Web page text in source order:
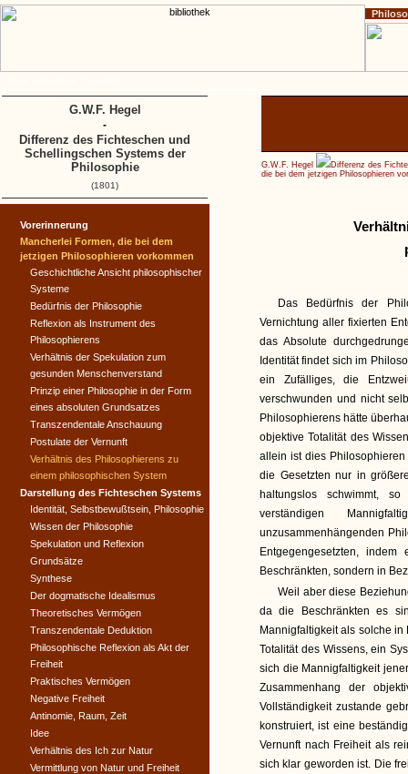
G.W.F. Hegel
Differenz des
die bei dem jetzigen Philosophieren
Das Bedürfnis der
Vernichtung aller fixierten
das Absolute
Identität findet sich im
ein Zufälliges, die
verschwunden und nicht
Philosophierens hätte
objektive Totalität des
allein ist dies
die Gesetzten nur in
haltungslos schwimmt,
verständigen
unzusammenhängenden
Entgegengesetzten,
Beschränkten, sondern in
Weil aber diese
da die Beschränkten es
Mannigfaltigkeit als solche
Totalität des Wissens, ein
sich die Mannigfaltigkeit
Zusammenhang der
Vollständigkeit zustande
konstruiert, ist eine
Vernunft nach Freiheit als
sich klar geworden ist. Die
Vorerinnerung
Mancherlei Formen, die bei dem
jetzigen Philosophieren vorkommen
Geschichtliche Ansicht philosophischer
Systeme
Bedürfnis der Philosophie
Reflexion als Instrument des
Philosophierens
Verhältnis der Spekulation zum
gesunden Menschenverstand
Prinzip einer Philosophie in der Form
eines absoluten Grundsatzes
Transzendentale Anschauung
Postulate der Vernunft
Verhältnis des Philosophierens zu
einem philosophischen System
Darstellung des Fichteschen Systems
Identität, Selbstbewußtsein, Philosophie
Wissen der Philosophie
Spekulation und Reflexion
Grundsätze
Synthese
Der dogmatische Idealismus
Theoretisches Vermögen
Transzendentale Deduktion
Philosophische Reflexion als Akt der
Freiheit
Praktisches Vermögen
Negative Freiheit
Antinomie, Raum, Zeit
Idee
Verhältnis des Ich zur Natur
Vermittlung von Natur und Freiheit
G.W.F. Hegel
-
Differenz des Fichteschen und
Schellingschen Systems der
Philosophie
(1801)